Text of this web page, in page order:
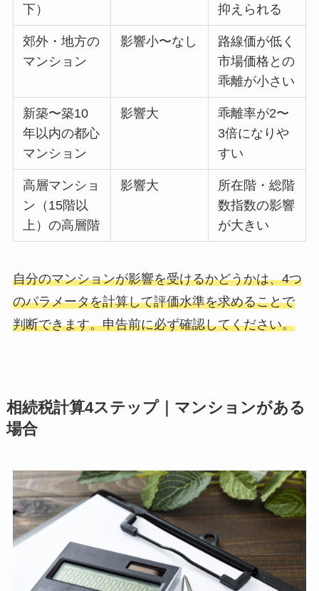
下）
抑えられる
郊外・地方の
マンション
影響小〜なし
路線価が低く
市場価格との
乖離が小さい
新築〜築10
年以内の都心
マンション
影響大
乖離率が2〜
3倍になりや
すい
高層マンショ
ン（15階以
上）の高層階
影響大
所在階・総階
数指数の影響
が大きい
自分のマンションが影響を受けるかどうかは、4つ
のパラメータを計算して評価水準を求めることで
判断できます。申告前に必ず確認してください。
相続税計算4ステップ｜マンションがある
場合